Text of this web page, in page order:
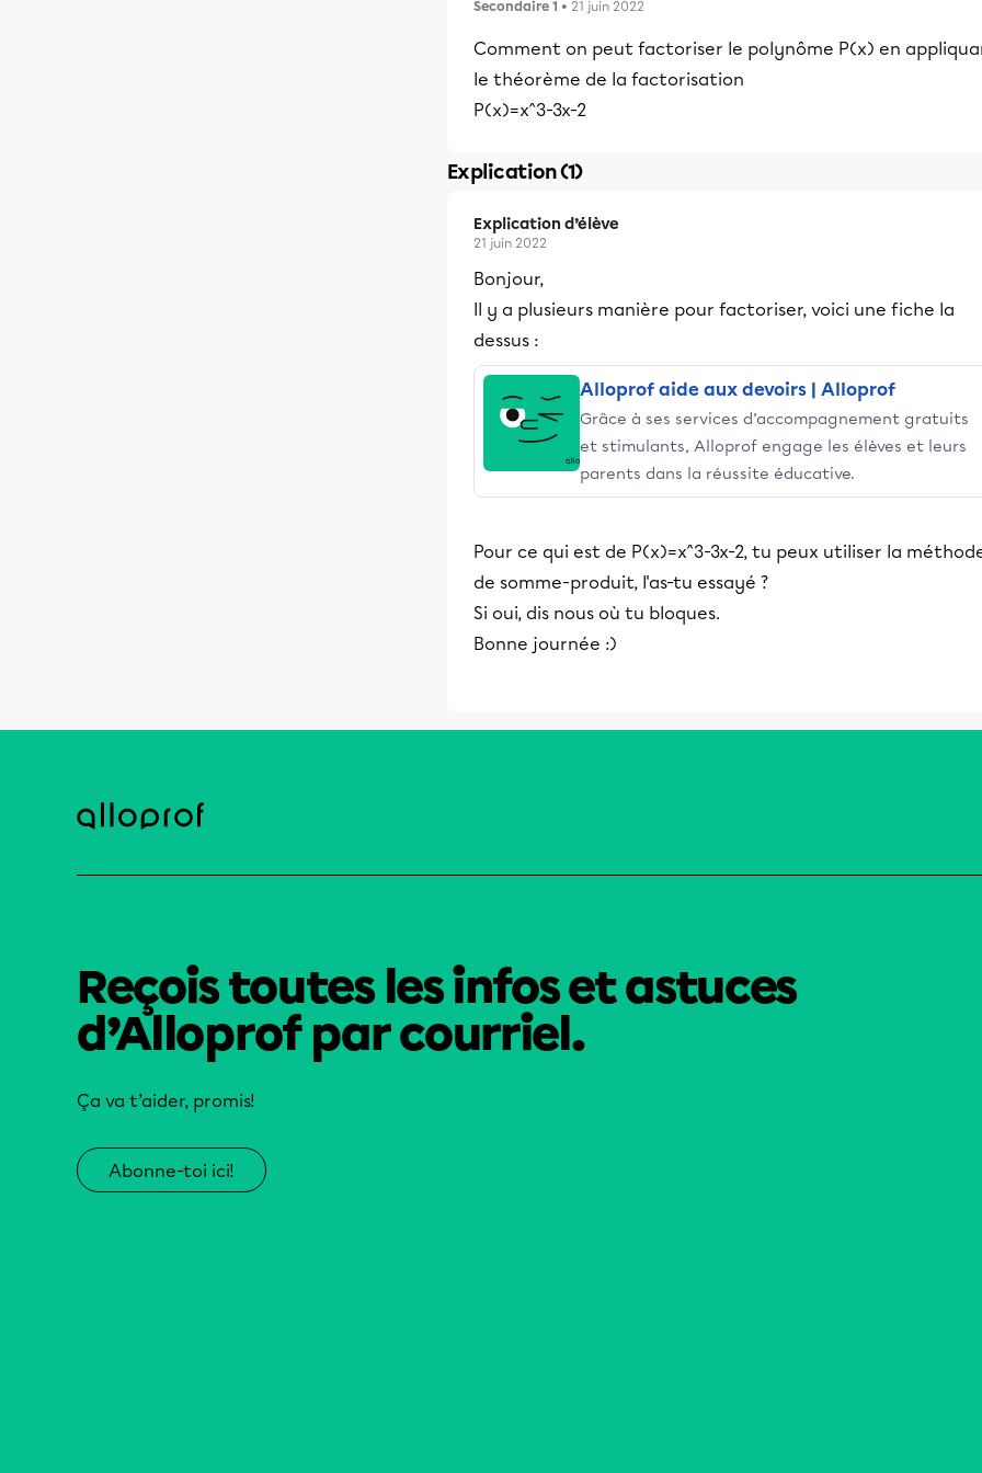
Secondaire 1 • 21 juin 2022
Comment on peut factoriser le polynôme P(x) en
le théorème de la factorisation
P(x)=x^3-3x-2
Explication (1)
Explication d’élève
21 juin 2022
Bonjour,
Il y a plusieurs manière pour factoriser, voici une fiche la
dessus :
Alloprof aide aux devoirs | Alloprof
Grâce à ses services d’accompagnement gratuits
et stimulants, Alloprof engage les élèves et leurs
parents dans la réussite éducative.
Pour ce qui est de P(x)=x^3-3x-2, tu peux utiliser la
de somme-produit, l'as-tu essayé ?
Si oui, dis nous où tu bloques.
Bonne journée :)
Reçois toutes les infos et astuces
d’Alloprof par courriel.
Ça va t’aider, promis!
Abonne-toi ici!